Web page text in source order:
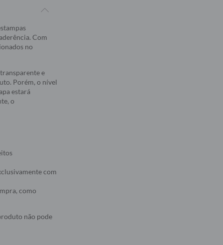
Com
no
e
Porém, o nível
estará
o
com
como
não pode